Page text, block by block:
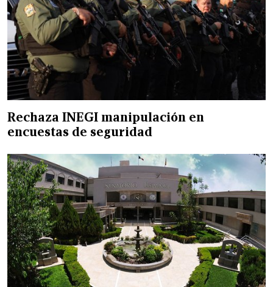
Rechaza INEGI manipulación en
encuestas de seguridad